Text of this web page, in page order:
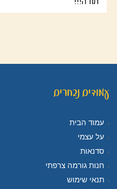
עמודים נבחרים
עמוד הבית
על עצמי
סדנאות
חנות גורמה צרפתי
תנאי שימוש